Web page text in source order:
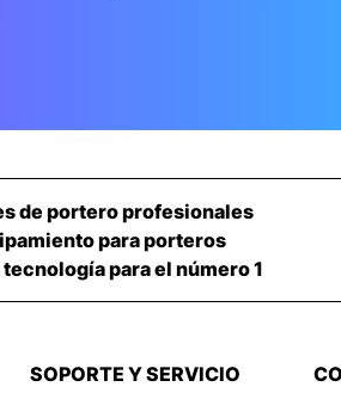
de portero profesionales
para porteros
para el número 1
SOPORTE Y SERVICIO